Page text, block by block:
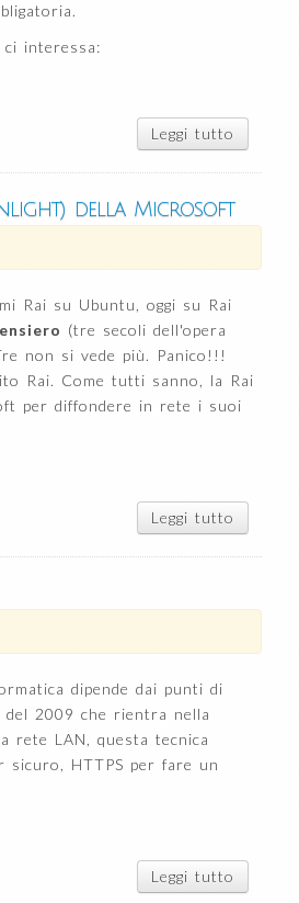
interessa:
Leggi tutto
CentOS
della Microsoft
Rai su Ubuntu, oggi su Rai
(tre secoli dell'opera
non si vede più. Panico!!!
Rai. Come tutti sanno, la Rai
per diffondere in rete i suoi
Leggi tutto
vedere
player
dipende dai punti di
del 2009 che rientra nella
rete LAN, questa tecnica
sicuro, HTTPS per fare un
Leggi tutto
SSL